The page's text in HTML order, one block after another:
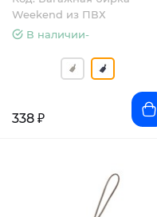
Weekend из ПВХ
В наличии-
338 ₽